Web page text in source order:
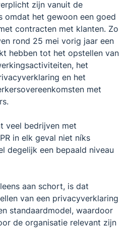
zijn vanuit de
omdat het gewoon een goed
contracten met klanten. Zo
rond 25 mei vorig jaar een
hebben tot het opstellen van
het
en het
met
veel bedrijven met
in elk geval niet níks
degelijk een bepaald niveau
aan schort, is dat
van een privacyverklaring
standaardmodel, waardoor
de organisatie relevant zijn